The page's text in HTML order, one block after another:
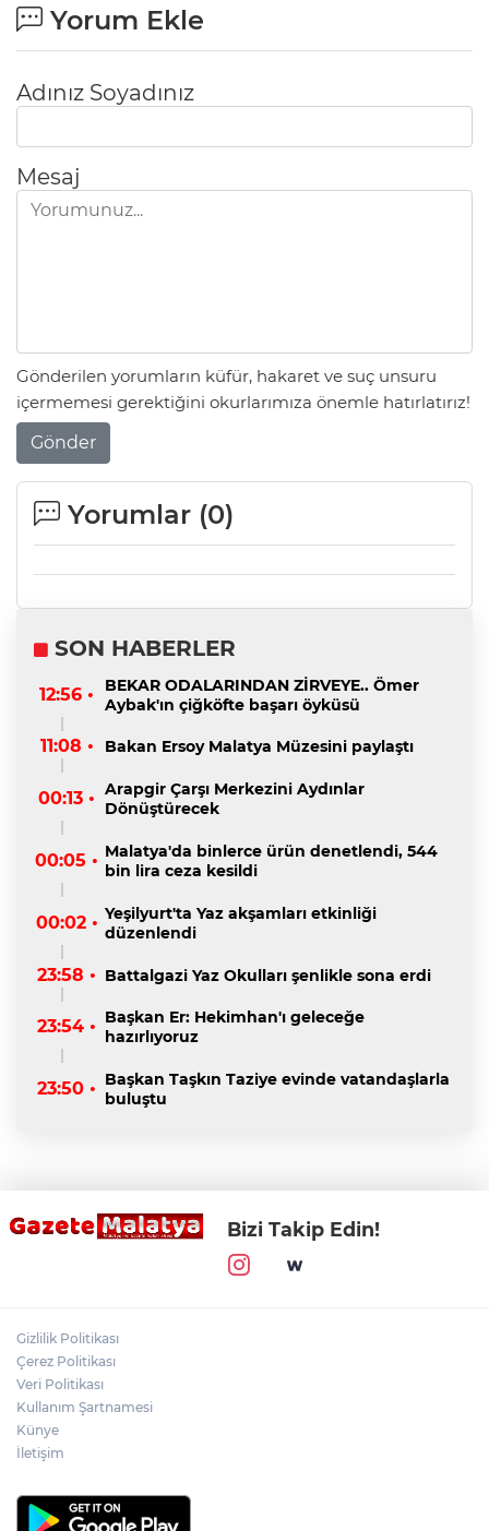
Yorum Ekle
Adınız Soyadınız
Mesaj
Gönderilen yorumların küfür, hakaret ve suç unsuru
içermemesi gerektiğini okurlarımıza önemle hatırlatırız!
Gönder
Yorumlar (0)
SON HABERLER
12:56 •
BEKAR ODALARINDAN ZİRVEYE.. Ömer
Aybak'ın çiğköfte başarı öyküsü
11:08 • Bakan Ersoy Malatya Müzesini paylaştı
00:13 • Arapgir Çarşı Merkezini Aydınlar
Dönüştürecek
00:05 • Malatya'da binlerce ürün denetlendi, 544
bin lira ceza kesildi
00:02 • Yeşilyurt'ta Yaz akşamları etkinliği
düzenlendi
23:58 • Battalgazi Yaz Okulları şenlikle sona erdi
23:54 • Başkan Er: Hekimhan'ı geleceğe
hazırlıyoruz
23:50 • Başkan Taşkın Taziye evinde vatandaşlarla
buluştu
Bizi Takip Edin!
Gizlilik Politikası
Çerez Politikası
Veri Politikası
Kullanım Şartnamesi
Künye
İletişim